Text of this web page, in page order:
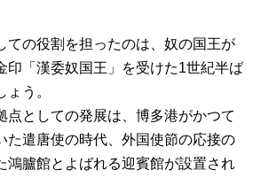
ての役割を担ったのは、奴の国王が
印「漢委奴国王」を受けた1世紀半ば
う。
点としての発展は、博多港がかつて
た遣唐使の時代、外国使節の応接の
鴻臚館とよばれる迎賓館が設置され